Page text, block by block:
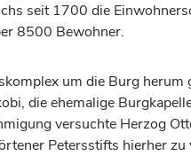
seit 1700 die
8500 Bewohner.
um die Burg herum
die ehemalige
versuchte Herzog
Petersstifts hierher zu